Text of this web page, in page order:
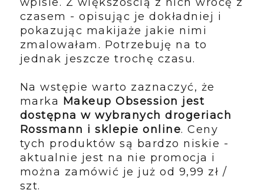
czasem - opisując je dokładniej i
pokazując makijaże jakie nimi
zmalowałam. Potrzebuję na to
jednak jeszcze trochę czasu.
Na wstępie warto zaznaczyć, że
marka Makeup Obsession jest
dostępna w wybranych drogeriach
Rossmann i sklepie online. Ceny
tych produktów są bardzo niskie -
aktualnie jest na nie promocja i
można zamówić je już od 9,99 zł /
szt.